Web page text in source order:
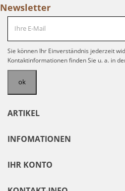
Newsletter
Sie können Ihr Einverständnis jederzeit
Kontaktinformationen finden Sie u. a. in
ARTIKEL
INFOMATIONEN
IHR KONTO